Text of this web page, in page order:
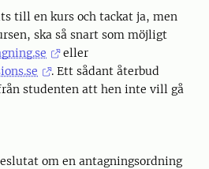
till en kurs och tackat ja, men
ska så snart som möjligt
eller
. Ett sådant återbud
studenten att hen inte vill gå
om en antagningsordning